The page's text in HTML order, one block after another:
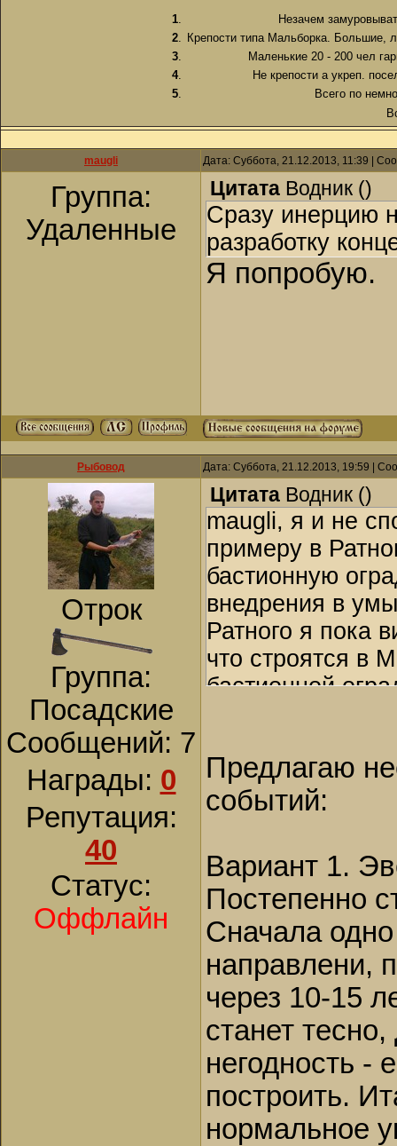
1.
Незачем
2. Крепости типа Мальборка. Большие,
3.
Маленькие 20 - 200 чел
4.
Не крепости а укреп.
5.
Всего по
maugli Дата: Суббота, 21.12.2013, 11:39 |
Группа:
Удаленные
Цитата Водник ()
Сразу инерцию
разработку
Я попробую.
Рыбовод Дата: Суббота, 21.12.2013, 19:59 |
Отрок
Группа:
Посадские
Сообщений: 7
Награды: 0
Репутация:
40
Статус:
Оффлайн
Цитата Водник ()
maugli, я и не
примеру в
бастионную
внедрения в
Ратного я пока
что строятся
бастионной
Предлагаю
событий:
Вариант 1.
Постепенно
Сначала
направлени,
через 10-15
станет
негодность -
построить.
нормальное